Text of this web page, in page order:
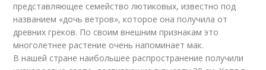
представляющее семейство лютиковых, известно под
названием «дочь ветров», которое она получила от
древних греков. По своим внешним признакам это
многолетнее растение очень напоминает мак.
В нашей стране наибольшее распространение получили